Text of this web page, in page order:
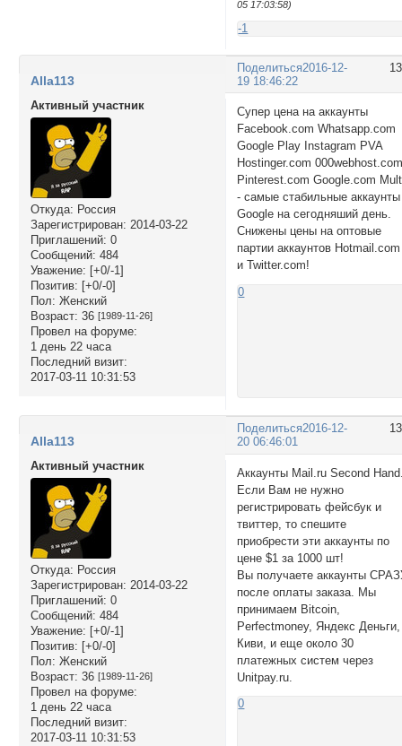
05 17:03:58)
-1
Поделиться2016-12-
19 18:46:22
Alla113
Активный участник
Откуда: Россия
Зарегистрирован: 2014-03-22
Приглашений: 0
Сообщений: 484
Уважение: [+0/-1]
Позитив: [+0/-0]
Пол: Женский
Возраст: 36 [1989-11-26]
Провел на форуме:
1 день 22 часа
Последний визит:
2017-03-11 10:31:53
Супер цена на аккаунты
Facebook.com Whatsapp.com
Google Play Instagram PVA
Hostinger.com
Pinterest.com Google.com
- самые стабильные аккаунты
Google на сегодняший день.
Снижены цены на оптовые
партии аккаунтов Hotmail.com
и Twitter.com!
0
Поделиться2016-12-
20 06:46:01
Alla113
Активный участник
Откуда: Россия
Зарегистрирован: 2014-03-22
Приглашений: 0
Сообщений: 484
Уважение: [+0/-1]
Позитив: [+0/-0]
Пол: Женский
Возраст: 36 [1989-11-26]
Провел на форуме:
1 день 22 часа
Последний визит:
2017-03-11 10:31:53
Аккаунты Mail.ru Second
Если Вам не нужно
регистрировать фейсбук и
твиттер, то спешите
приобрести эти аккаунты по
цене $1 за 1000 шт!
Вы получаете аккаунты
после оплаты заказа. Мы
принимаем Bitcoin,
Perfectmoney, Яндекс Деньги,
Киви, и еще около 30
платежных систем через
Unitpay.ru.
0